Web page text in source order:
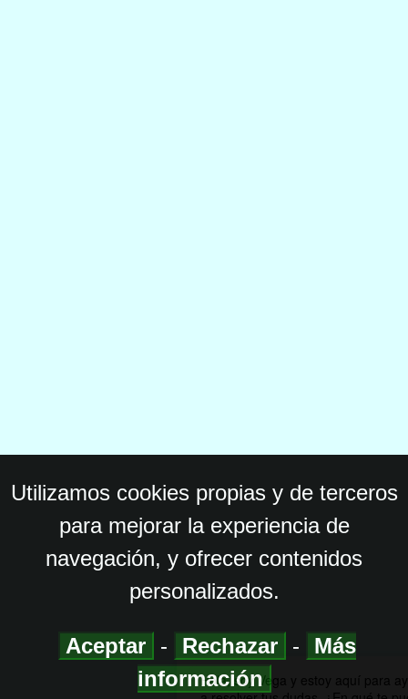
Utilizamos cookies propias y de terceros
para mejorar la experiencia de
navegación, y ofrecer contenidos
personalizados.
Aceptar - Rechazar -
Más
información